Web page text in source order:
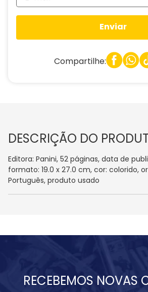
Enviar
Compartilhe:
DESCRIÇÃO DO
Editora: Panini, 52 páginas, data de
formato: 19.0 x 27.0 cm, cor: colorido,
Português, produto usado
RECEBEMOS NOVAS